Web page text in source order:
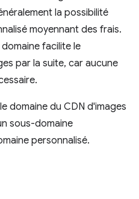
la possibilité
moyennant des frais.
facilite le
par la suite, car aucune
domaine du CDN d'images
sous-domaine
personnalisé.